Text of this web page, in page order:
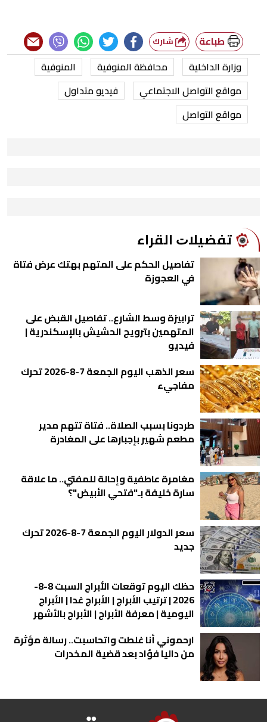
طباعة
وزارة الداخلية محافظة المنوفية
المنوفية
مواقع التواصل الاجتماعي
فيديو متداول
مواقع التواصل
ﺗﻔﻀﻴﻼﺕ اﻟﻘﺮاء
تفاصيل الحكم على المتهم بهتك عرض فتاة
في العجوزة
ترابيزة وسط الشارع.. تفاصيل القبض على
المتهمين بترويج الحشيش بالإسكندرية |
فيديو
سعر الذهب اليوم الجمعة 7-8-2026 تحرك
مفاجيء
طردونا بسبب الصلاة.. فتاة تتهم مدير
مطعم شهير بإجبارها على المغادرة
مغامرة عاطفية وإحالة للمفتي.. ما علاقة
سارة خليفة بـ"فتحي الأبيض"؟
سعر الدولار اليوم الجمعة 7-8-2026 تحرك
جديد
حظك اليوم توقعات الأبراج السبت 8-8-
2026 | ترتيب الأبراج | الأبراج غدا | الأبراج
اليومية | معرفة الأبراج | الأبراج بالأشهر
ارحموني أنا غلطت واتحاسبت.. رسالة مؤثرة
من داليا فؤاد بعد قضية المخدرات